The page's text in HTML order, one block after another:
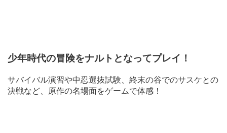
少年時代の冒険をナルトとなってプレイ！
サバイバル演習や中忍選抜試験、終末の谷でのサスケとの
決戦など、原作の名場面をゲームで体感！